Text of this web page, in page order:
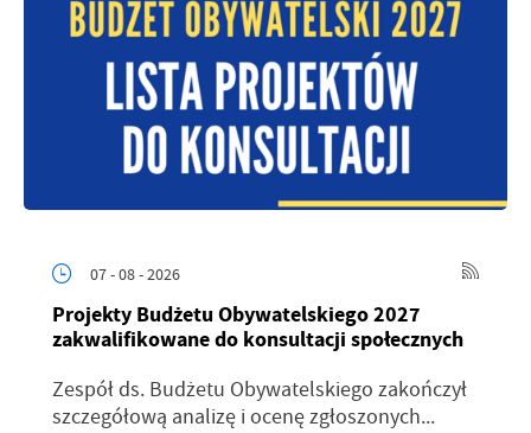
07 - 08 - 2026
Projekty Budżetu Obywatelskiego 2027
zakwalifikowane do konsultacji społecznych
Zespół ds. Budżetu Obywatelskiego zakończył
szczegółową analizę i ocenę zgłoszonych...